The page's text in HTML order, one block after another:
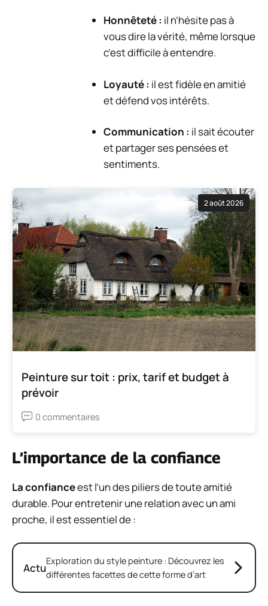
Honnêteté : il n’hésite pas à
vous dire la vérité, même lorsque
c’est difficile à entendre.
Loyauté : il est fidèle en amitié
et défend vos intérêts.
Communication : il sait écouter
et partager ses pensées et
sentiments.
2 août 2026
Peinture sur toit : prix, tarif et budget à
prévoir
0 commentaires
L’importance de la confiance
La confianceest l’un des piliers de toute amitié
durable. Pour entretenir une relation avec un ami
proche, il est essentiel de :
ActuExploration du style peinture : Découvrez les
différentes facettes de cette forme d’art